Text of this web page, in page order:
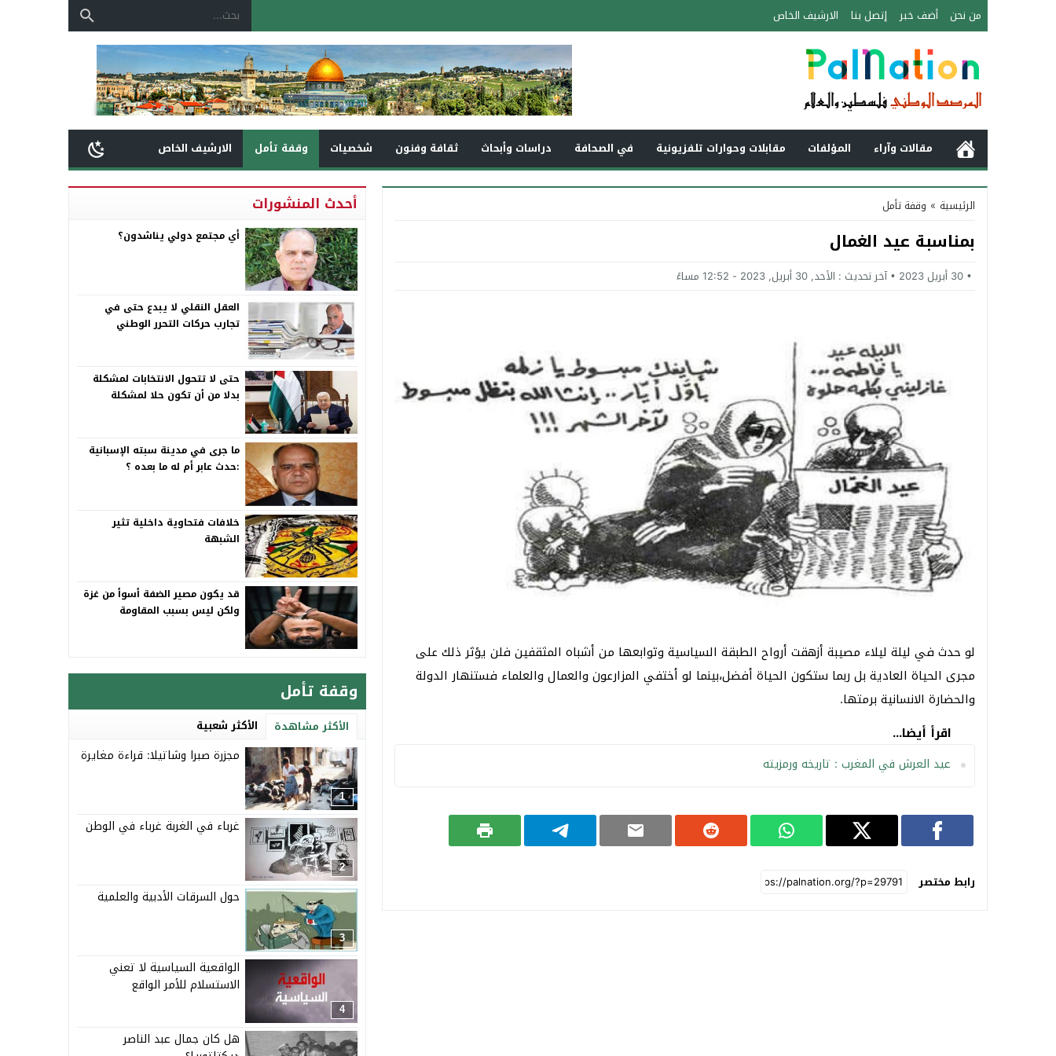
من نحن أضف خبر إتصل بنا الارشيف الخاص
مقالات وآراء المؤلفات مقابلات وحوارات تلفزيونية في الصحافة دراسات وأبحاث ثقافة وفنون شخصيات وقفة تأمل الارشيف الخاص
الرئيسية » وقفة تأمل
بمناسبة عيد الغمال
30 أبريل 2023 آخر تحديث : الأحد, 30 أبريل, 2023 - 12:52 مساءً
لو حدث في ليلة ليلاء مصيبة أزهقت أرواح الطبقة السياسية وتوابعها من أشباه المثقفين فلن يؤثر ذلك على
مجرى الحياة العادية بل ربما ستكون الحياة أفضل،بينما لو أختفي المزارعون والعمال والعلماء فستنهار الدولة
والحضارة الانسانية برمتها.
اقرأ أيضا...
عيد العرش في المغرب : تاريخه ورمزيته
رابط مختصر
أحدث المنشورات
أي مجتمع دولي يناشدون؟
العقل النقلي لا يبدع حتى في
تجارب حركات التحرر الوطني
حتى لا تتحول الانتخابات لمشكلة
بدلا من أن تكون حلا لمشكلة
ما جرى في مدينة سبته الإسبانية
:حدث عابر أم له ما بعده ؟
خلافات فتحاوية داخلية تثير
الشبهة
قد يكون مصير الضفة أسوأ من غزة
ولكن ليس بسبب المقاومة
وقفة تأمل
الأكثر مشاهدة الأكثر شعبية
1
مجزرة صبرا وشاتيلا: قراءة مغايرة
2
غرباء في الغربة غرباء في الوطن
3
حول السرقات الأدبية والعلمية
4
الواقعية السياسية لا تعني
الاستسلام للأمر الواقع
هل كان جمال عبد الناصر